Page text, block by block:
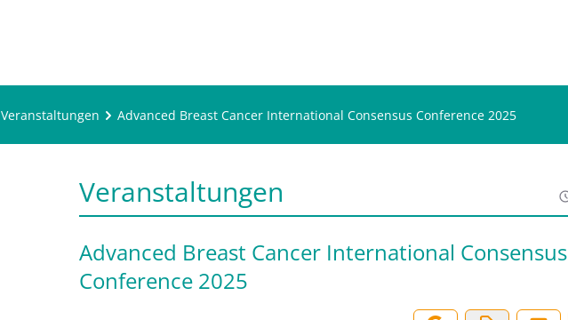
Veranstaltungen Advanced Breast Cancer International Consensus Conference 2025
Veranstaltungen
Advanced Breast Cancer International Consensus
Conference 2025